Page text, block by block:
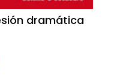
dramática